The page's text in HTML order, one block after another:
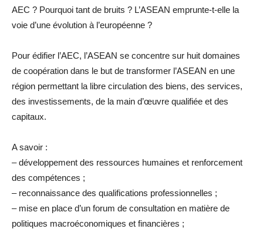
AEC ? Pourquoi tant de bruits ? L’ASEAN emprunte-t-elle la
voie d’une évolution à l’européenne ?
Pour édifier l’AEC, l’ASEAN se concentre sur huit domaines
de coopération dans le but de transformer l’ASEAN en une
région permettant la libre circulation des biens, des services,
des investissements, de la main d’œuvre qualifiée et des
capitaux.
A savoir :
– développement des ressources humaines et renforcement
des compétences ;
– reconnaissance des qualifications professionnelles ;
– mise en place d’un forum de consultation en matière de
politiques macroéconomiques et financières ;